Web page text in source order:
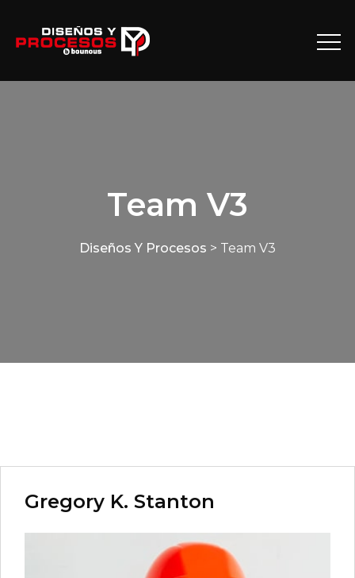
Team V3
Diseños Y Procesos > Team V3
Gregory K. Stanton